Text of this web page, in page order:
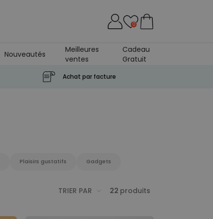
0
Nouveautés
Meilleures
ventes
Cadeau
Gratuit
Achat par facture
Plaisirs gustatifs Gadgets
TRIER PAR 22 produits